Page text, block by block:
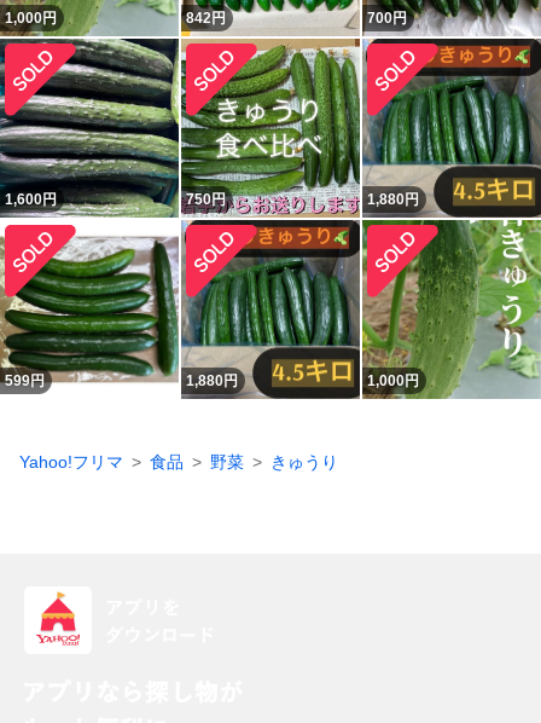
1,000円 842円 700円
1,600円 750円 1,880円
599円 1,880円 1,000円
Yahoo!フリマ 食品 野菜 きゅうり